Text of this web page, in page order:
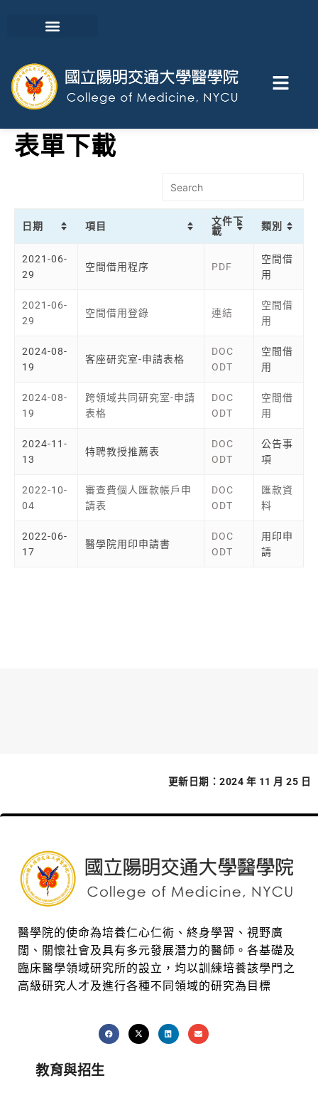
表單下載
日期 項目
文件下
載
類別
2021-06-
29
空間借用程序 PDF
空間借
用
2021-06-
29
空間借用登錄 連結
空間借
用
2024-08-
19
客座研究室-申請表格
DOC
ODT
空間借
用
2024-08-
19
跨領域共同研究室-申請
表格
DOC
ODT
空間借
用
2024-11-
13
特聘教授推薦表
DOC
ODT
公告事
項
2022-10-
04
審查費個人匯款帳戶申
請表
DOC
ODT
匯款資
料
2022-06-
17
醫學院用印申請書
DOC
ODT
用印申
請
更新日期：2024 年 11 月 25 日
醫學院的使命為培養仁心仁術、終身學習、視野廣
闊、關懷社會及具有多元發展潛力的醫師。各基礎及
臨床醫學領域研究所的設立，均以訓練培養該學門之
高級研究人才及進行各種不同領域的研究為目標
教育與招生